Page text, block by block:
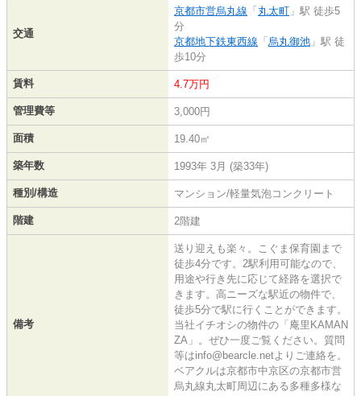
交通
京都市営烏丸線 「 丸太町 」駅 徒歩5
分
京都地下鉄東西線 「 烏丸御池 」駅 徒
歩10分
賃料 4.7万円
管理費等 3,000円
面積 19.40㎡
築年数 1993年 3月 (築33年)
種別/構造 マンション/軽量気泡コンクリート
階建 2階建
備考
送り迎えも楽々。こぐま保育園まで
徒歩4分です。2駅利用可能なので、
用途や行き先に応じて経路を選択で
きます。高ニーズな駅近の物件で、
徒歩5分で駅に行くことができます。
当社イチオシの物件の「庵里KAMAN
ZA」。ぜひ一度ご覧ください。質問
等はinfo@bearcle.netよりご連絡を。
ベアクルは京都市中京区の京都市営
烏丸線丸太町周辺にある多種多様な